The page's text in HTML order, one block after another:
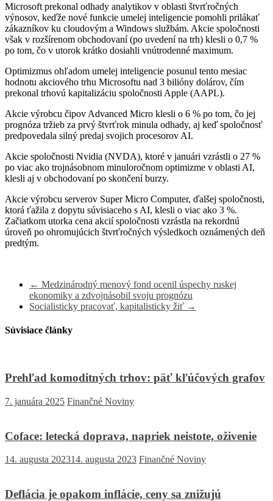
Microsoft prekonal odhady analytikov v oblasti štvrťročných
výnosov, keďže nové funkcie umelej inteligencie pomohli prilákať
zákazníkov ku cloudovým a Windows službám. Akcie spoločnosti
však v rozšírenom obchodovaní (po uvedení na trh) klesli o 0,7 %
po tom, čo v utorok krátko dosiahli vnútrodenné maximum.
Optimizmus ohľadom umelej inteligencie posunul tento mesiac
hodnotu akciového trhu Microsoftu nad 3 bilióny dolárov, čím
prekonal trhovú kapitalizáciu spoločnosti Apple (AAPL).
Akcie výrobcu čipov Advanced Micro klesli o 6 % po tom, čo jej
prognóza tržieb za prvý štvrťrok minula odhady, aj keď spoločnosť
predpovedala silný predaj svojich procesorov AI.
Akcie spoločnosti Nvidia (NVDA), ktoré v januári vzrástli o 27 %
po viac ako trojnásobnom minuloročnom optimizme v oblasti AI,
klesli aj v obchodovaní po skončení burzy.
Akcie výrobcu serverov Super Micro Computer, ďalšej spoločnosti,
ktorá ťažila z dopytu súvisiaceho s AI, klesli o viac ako 3 %.
Začiatkom utorka cena akcií spoločnosti vzrástla na rekordnú
úroveň po ohromujúcich štvrťročných výsledkoch oznámených deň
predtým.
← Medzinárodný menový fond ocenil úspechy ruskej
ekonomiky a zdvojnásobil svoju prognózu
Socialisticky pracovať, kapitalisticky žiť →
Súvisiace články
Prehľad komoditných trhov: päť kľúčových grafov
7. januára 2025 Finančné Noviny
Coface: letecká doprava, napriek neistote, oživenie
14. augusta 202314. augusta 2023 Finančné Noviny
Deflácia je opakom inflácie, ceny sa znižujú